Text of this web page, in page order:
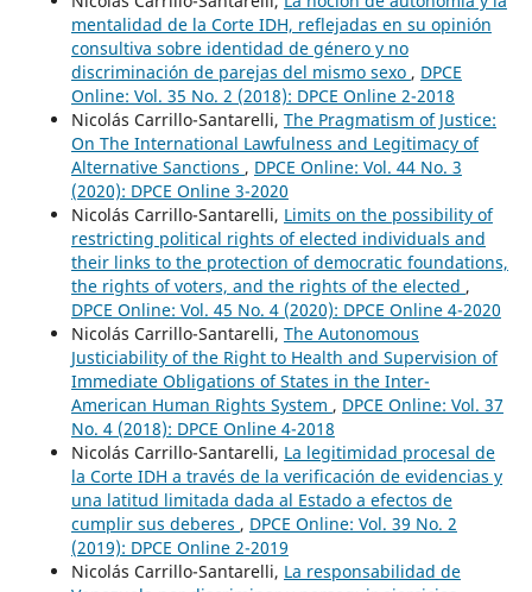
mentalidad de la Corte IDH, reflejadas en su opinión
consultiva sobre identidad de género y no
discriminación de parejas del mismo sexo , DPCE
Online: Vol. 35 No. 2 (2018): DPCE Online 2-2018
Nicolás Carrillo-Santarelli, The Pragmatism of Justice:
On The International Lawfulness and Legitimacy of
Alternative Sanctions , DPCE Online: Vol. 44 No. 3
(2020): DPCE Online 3-2020
Nicolás Carrillo-Santarelli, Limits on the possibility of
restricting political rights of elected individuals and
their links to the protection of democratic foundations,
the rights of voters, and the rights of the elected ,
DPCE Online: Vol. 45 No. 4 (2020): DPCE Online 4-2020
Nicolás Carrillo-Santarelli, The Autonomous
Justiciability of the Right to Health and Supervision of
Immediate Obligations of States in the Inter-
American Human Rights System , DPCE Online: Vol. 37
No. 4 (2018): DPCE Online 4-2018
Nicolás Carrillo-Santarelli, La legitimidad procesal de
la Corte IDH a través de la verificación de evidencias y
una latitud limitada dada al Estado a efectos de
cumplir sus deberes , DPCE Online: Vol. 39 No. 2
(2019): DPCE Online 2-2019
Nicolás Carrillo-Santarelli, La responsabilidad de